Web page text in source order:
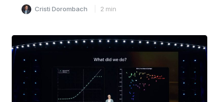
Cristi Dorombach 2 min